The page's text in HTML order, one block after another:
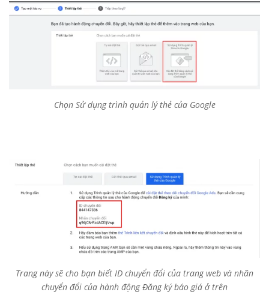
Chọn Sử dụng trình quản lý thẻ của Google
Trang này sẽ cho bạn biết ID chuyển đổi của trang web và nhãn
chuyển đổi của hành động Đăng ký báo giá ở trên